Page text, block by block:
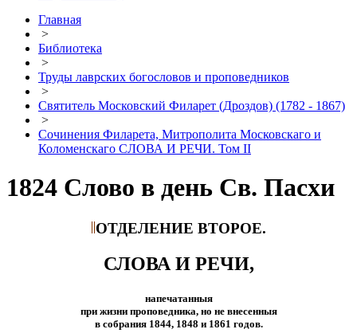
Главная
>
Библиотека
>
Труды лаврских богословов и проповедников
>
Святитель Московский Филарет (Дроздов) (1782 - 1867)
>
Сочинения Филарета, Митрополита Московскаго и
Коломенскаго СЛОВА И РЕЧИ. Том II
1824 Слово в день Св. Пасхи
ОТДЕЛЕНИЕ ВТОРОЕ.
СЛОВА И РЕЧИ,
напечатанныя
при жизни проповедника, но не внесенныя
в собрания 1844, 1848 и 1861 годов.